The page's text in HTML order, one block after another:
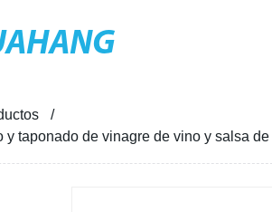
y taponado de vinagre de vino y salsa